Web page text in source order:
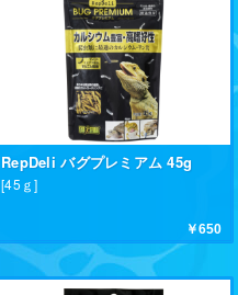
RepDeli バグプレミアム 45g
[45ｇ]
￥650